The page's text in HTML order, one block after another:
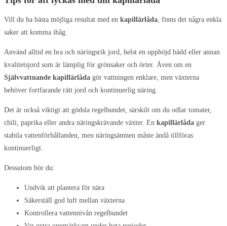
Vill du ha bästa möjliga resultat med en kapillärlåda, finns det några enkla
saker att komma ihåg.
Använd alltid en bra och näringsrik jord, helst en upphöjd bädd eller annan
kvalitetsjord som är lämplig för grönsaker och örter. Även om en
Självvattnande kapillärlåda gör vattningen enklare, men växterna
behöver fortfarande rätt jord och kontinuerlig näring.
Det är också viktigt att gödsla regelbundet, särskilt om du odlar tomater,
chili, paprika eller andra näringskrävande växter. En kapillärlåda ger
stabila vattenförhållanden, men näringsämnen måste ändå tillföras
kontinuerligt.
Dessutom bör du:
Undvik att plantera för nära
Säkerställ god luft mellan växterna
Kontrollera vattennivån regelbundet